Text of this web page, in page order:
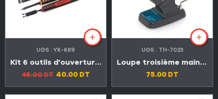
UGS : YX-689
Kit 6 outils d’ouverture smartphones
45.00DT 40.00 DT
UGS : TH-7023
Loupe troisième main de lumière LED avec support fer a souder
75.00 DT